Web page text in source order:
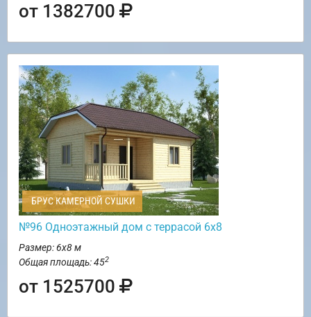
от 1382700
БРУС КАМЕРНОЙ СУШКИ
№96 Одноэтажный дом с террасой 6х8
Размер: 6х8 м
Общая площадь: 452
от 1525700